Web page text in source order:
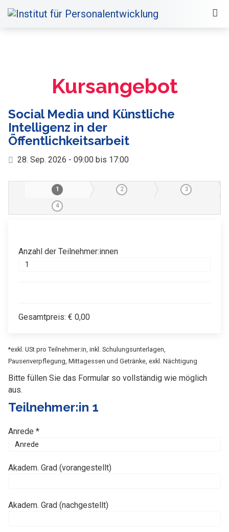
Kursangebot
Social Media und Künstliche
Intelligenz in der
Öffentlichkeitsarbeit
28. Sep. 2026 - 09:00 bis 17:00
1 2 3
4
Anzahl der Teilnehmer:innen
Gesamtpreis: € 0,00
*exkl. USt pro Teilnehmer:in, inkl. Schulungsunterlagen,
Pausenverpflegung, Mittagessen und Getränke, exkl. Nächtigung
Bitte füllen Sie das Formular so vollständig wie möglich
aus.
Teilnehmer:in 1
Anrede *
Akadem. Grad (vorangestellt)
Akadem. Grad (nachgestellt)